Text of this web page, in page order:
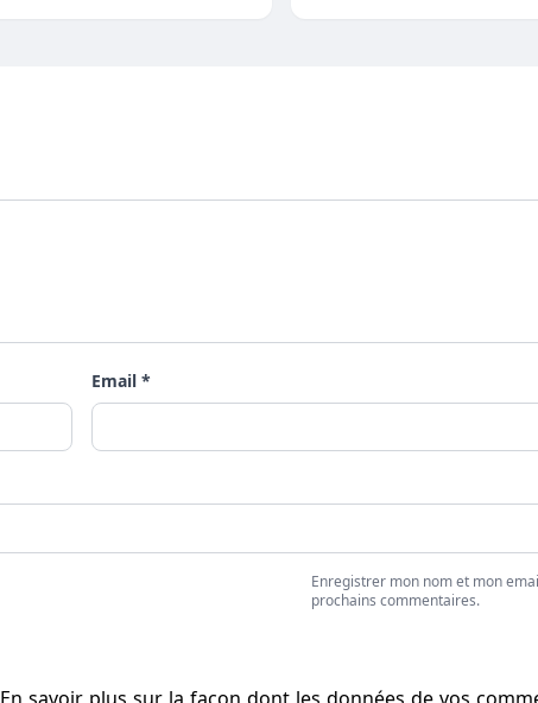
Email *
Enregistrer mon nom et mon
prochains commentaires.
En savoir plus sur la façon dont les données de vos